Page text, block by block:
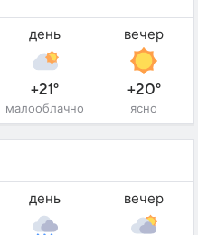
день
+21°
малооблачно
вечер
+20°
ясно
день вечер